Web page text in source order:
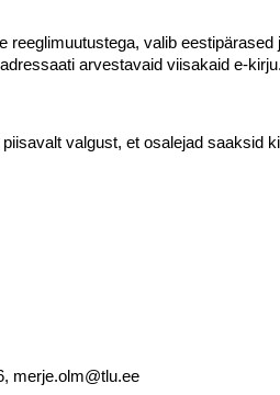
reeglimuutustega, valib
arvestavaid viisakaid e-kirju.
valgust, et osalejad saaksid
merje.olm@tlu.ee